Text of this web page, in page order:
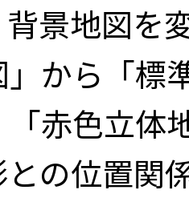
景地図を
」から「
赤色立体
の位置関